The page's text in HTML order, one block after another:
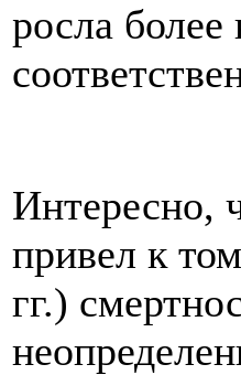
росла
Интересно,
привел к
гг.)